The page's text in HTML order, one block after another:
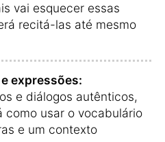
vai esquecer essas
recitá-las até mesmo
expressões:
e diálogos autênticos,
como usar o vocabulário
e um contexto